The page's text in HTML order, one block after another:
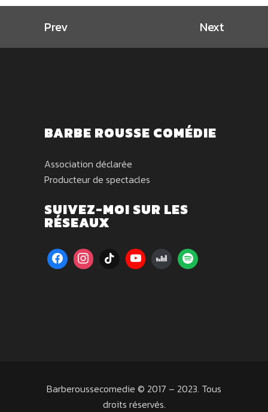
Prev Next
BARBE ROUSSE COMÉDIE
Association déclarée
Producteur de spectacles
SUIVEZ-MOI SUR LES
RÉSEAUX
Barberoussecomedie © 2017 – 2023. Tous
droits réservés.